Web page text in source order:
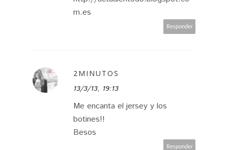
m.es
Responder
2MINUTOS
13/3/13, 19:13
Me encanta el jersey y los
botines!!
Besos
Responder